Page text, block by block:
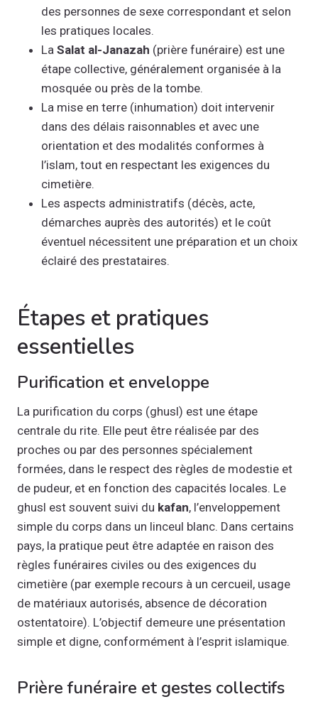
des personnes de sexe correspondant et selon
les pratiques locales.
La Salat al-Janazah (prière funéraire) est une
étape collective, généralement organisée à la
mosquée ou près de la tombe.
La mise en terre (inhumation) doit intervenir
dans des délais raisonnables et avec une
orientation et des modalités conformes à
l’islam, tout en respectant les exigences du
cimetière.
Les aspects administratifs (décès, acte,
démarches auprès des autorités) et le coût
éventuel nécessitent une préparation et un choix
éclairé des prestataires.
Étapes et pratiques
essentielles
Purification et enveloppe
La purification du corps (ghusl) est une étape
centrale du rite. Elle peut être réalisée par des
proches ou par des personnes spécialement
formées, dans le respect des règles de modestie et
de pudeur, et en fonction des capacités locales. Le
ghusl est souvent suivi du kafan, l’enveloppement
simple du corps dans un linceul blanc. Dans certains
pays, la pratique peut être adaptée en raison des
règles funéraires civiles ou des exigences du
cimetière (par exemple recours à un cercueil, usage
de matériaux autorisés, absence de décoration
ostentatoire). L’objectif demeure une présentation
simple et digne, conformément à l’esprit islamique.
Prière funéraire et gestes collectifs